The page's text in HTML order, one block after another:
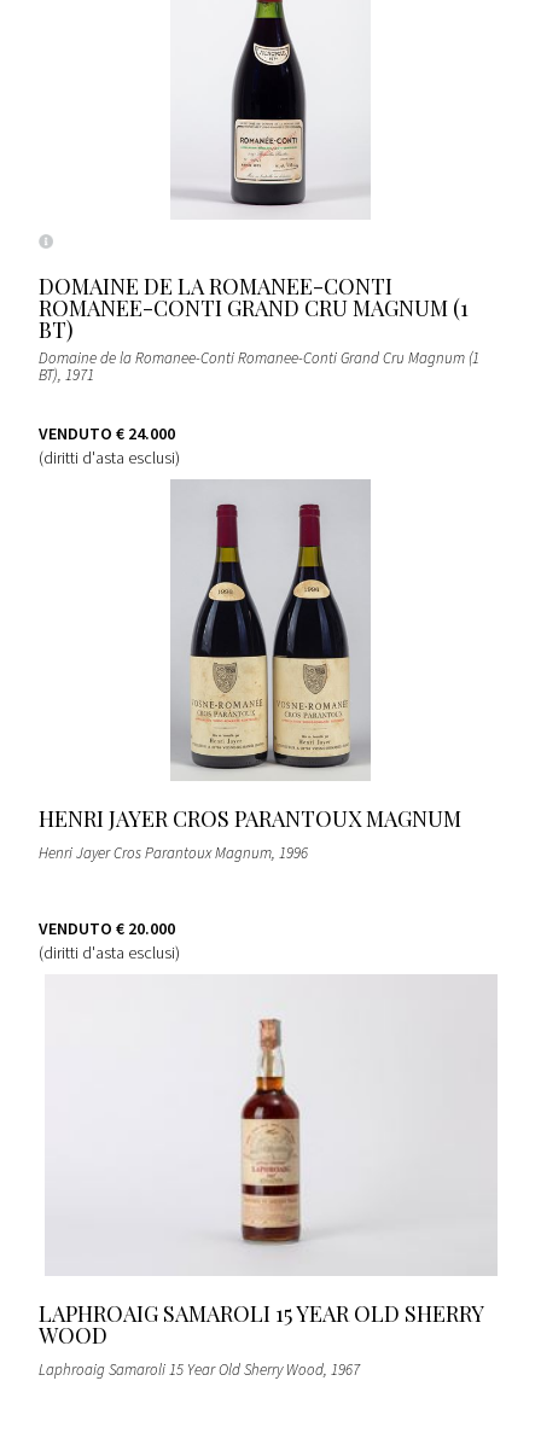
DOMAINE DE LA ROMANEE-CONTI
ROMANEE-CONTI GRAND CRU MAGNUM (1
BT)
Domaine de la Romanee-Conti Romanee-Conti Grand Cru Magnum (1
BT), 1971
VENDUTO € 24.000
(diritti d'asta esclusi)
HENRI JAYER CROS PARANTOUX MAGNUM
Henri Jayer Cros Parantoux Magnum, 1996
VENDUTO € 20.000
(diritti d'asta esclusi)
LAPHROAIG SAMAROLI 15 YEAR OLD SHERRY
WOOD
Laphroaig Samaroli 15 Year Old Sherry Wood, 1967